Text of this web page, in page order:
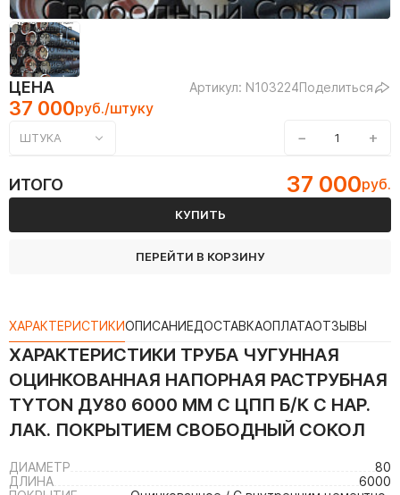
ЦЕНА Артикул: N103224Поделиться
37 000руб./штуку
ШТУКА − +
ИТОГО 37 000руб.
КУПИТЬ
ПЕРЕЙТИ В КОРЗИНУ
ХАРАКТЕРИСТИКИОПИСАНИЕДОСТАВКАОПЛАТАОТЗЫВЫ
ХАРАКТЕРИСТИКИ ТРУБА ЧУГУННАЯ
ОЦИНКОВАННАЯ НАПОРНАЯ РАСТРУБНАЯ
TYTON ДУ80 6000 ММ С ЦПП Б/К С НАР.
ЛАК. ПОКРЫТИЕМ СВОБОДНЫЙ СОКОЛ
ДИАМЕТР
80
ДЛИНА
6000